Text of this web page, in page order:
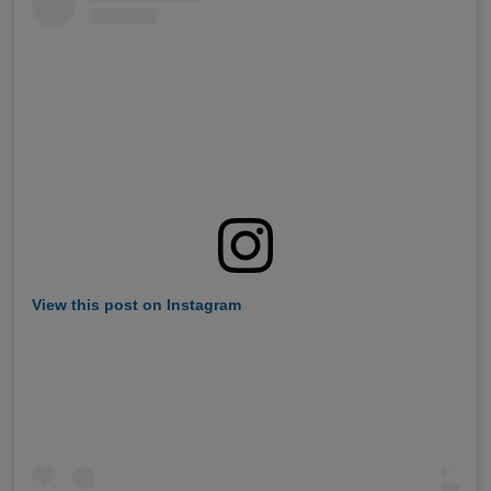
View this post on Instagram